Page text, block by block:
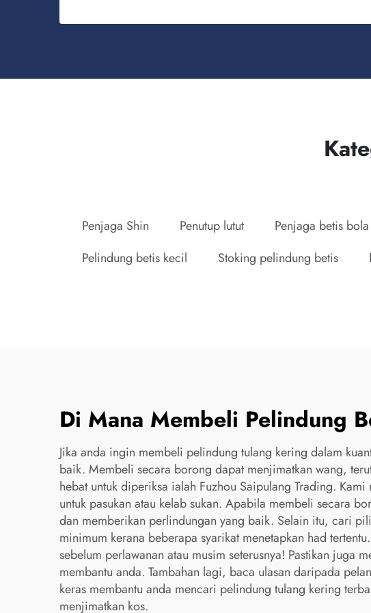
Penjaga Shin Penutup lutut Penjaga betis
Pelindung betis kecil
Stoking pelindung betis
Di Mana Membeli Pelindung
Jika anda ingin membeli pelindung tulang kering dalam
baik. Membeli secara borong dapat menjimatkan wang,
hebat untuk diperiksa ialah Fuzhou Saipulang Trading.
untuk pasukan atau kelab sukan. Apabila membeli secara
dan memberikan perlindungan yang baik. Selain itu, cari
minimum kerana beberapa syarikat menetapkan had
sebelum perlawanan atau musim seterusnya! Pastikan juga
membantu anda. Tambahan lagi, baca ulasan daripada
keras membantu anda mencari pelindung tulang kering
menjimatkan kos.